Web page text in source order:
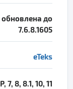
обновлена до
7.6.8.1605
eTeks
7, 8, 8.1, 10, 11